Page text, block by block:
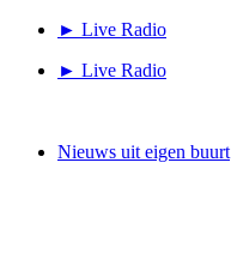
► Live Radio
► Live Radio
Nieuws uit eigen buurt